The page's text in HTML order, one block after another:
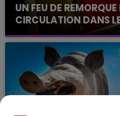
UN FEU DE
CIRCULATION DANS
Un feu de remorque
fin de matinée sur l'A34.